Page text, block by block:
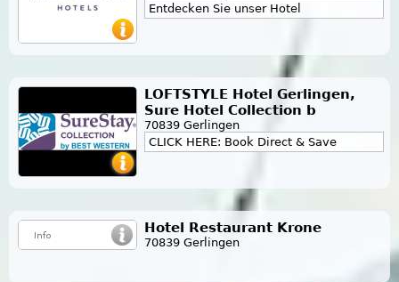
Entdecken Sie unser Hotel
LOFTSTYLE Hotel Gerlingen,
Sure Hotel Collection b
70839 Gerlingen
CLICK HERE: Book Direct & Save
Hotel Restaurant Krone
70839 Gerlingen